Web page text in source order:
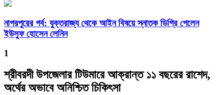
নাগরপুরের গর্ব: যুক্তরাজ্য থেকে আইন বিষয়ে স্নাতক ডিগ্রি পেলেন
ইউসুফ হোসেন লেনিন
1
শ্রীবরদী উপজেলার টিউমারে আক্রান্ত ১১ বছরের রাশেদ,
অর্থের অভাবে অনিশ্চিত চিকিৎসা